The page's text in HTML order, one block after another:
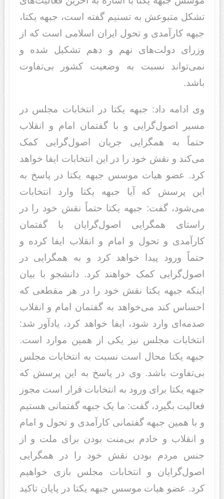
تشکل متبوعش به تسنیم گفته است، جبهه یکتا،
جبهه کارآمدی و تحول ایران اسلامی است که از
وزرای دولت‌های نهم و دهم تشکیل شده و
نمی‌تواند نسبت به وضعیت کشور بی‌تفاوت
باشد.
وی ادامه داد: جبهه یکتا در انتخابات مجلس در
مسیر اصول‌گرایی و با گفتمان امام و انقلاب
حتماً به همگرایی جریان اصول‌گرایی کمک
می‌کند و نقش خود را در این انتخابات ایفا خواهد
کرد. عضو هیات موسس جبهه یکتا در پاسخ به
این پرسش که آیا جبهه یکتا وارد انتخابات
می‌شود، گفت: جبهه یکتا حتماً نقش خود را در
راستای همگرایی اصول‌گرایان با گفتمان
کارآمدی و تحول و امام و انقلاب ایفا کرده و
حتماً ورود پیدا خواهد کرد و به همگرایی در
اصول‌گرایی کمک خواهند کرد. دانشجو با بیان
اینکه جبهه یکتا نقش خود را در هر مقطعی که
احساس کند می‌خواهد به گفتمان امام و انقلاب
صدمه‌ای وارد شود، ایفا خواهد کرد، یادآور شد:
انتخابات مجلس نیز یکی از همین موارد است.
جبهه یکتا محال است نسبت به انتخابات مجلس
بی‌تفاوت باشد. وی در پاسخ به این پرسش که
جبهه یکتا برای ورود به انتخابات قرار است مجوز
فعالیت بگیرد، گفت: ما یک جبهه گفتمانی هستیم
و با همین جبهه گفتمانی کارآمدی و تحول و امام
و انقلاب و خادم بی‌منت بودن برای ملت و از
جنس مردم بودن نقش خود را در همگرایی
اصول‌گرایان و انتخابات مجلس بازی خواهیم
کرد. عضو هیات موسس جبهه یکتا در پایان تاکید